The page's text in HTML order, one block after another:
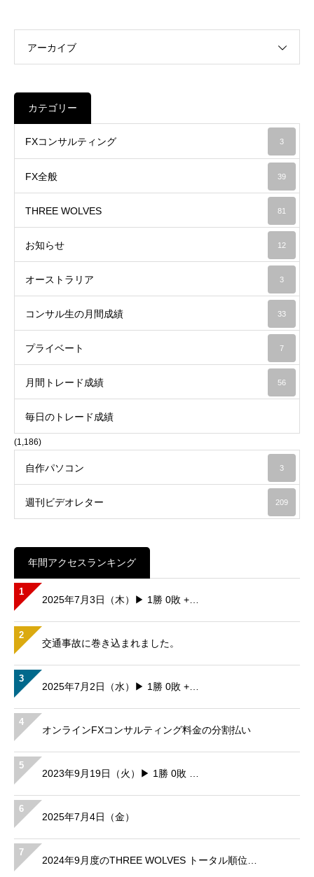
アーカイブ
カテゴリー
FXコンサルティング 3
FX全般 39
THREE WOLVES 81
お知らせ 12
オーストラリア 3
コンサル生の月間成績 33
プライベート 7
月間トレード成績 56
毎日のトレード成績
(1,186)
自作パソコン 3
週刊ビデオレター 209
年間アクセスランキング
1
2025年7月3日（木）▶ 1勝 0敗 +…
2
交通事故に巻き込まれました。
3
2025年7月2日（水）▶ 1勝 0敗 +…
4
オンラインFXコンサルティング料金の分割払い
5
2023年9月19日（火）▶ 1勝 0敗 …
6
2025年7月4日（金）
7
2024年9月度のTHREE WOLVES トータル順位…